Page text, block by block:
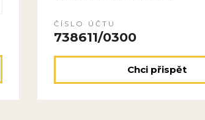
ČÍSLO ÚČTU
738611/0300
Chci přispět